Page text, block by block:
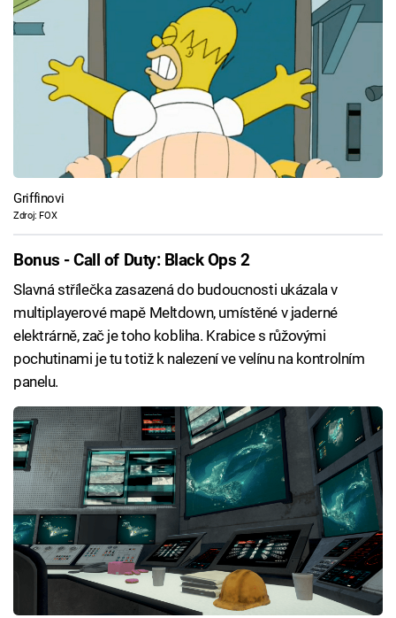
Griffinovi
Zdroj: FOX
Bonus - Call of Duty: Black Ops 2
Slavná střílečka zasazená do budoucnosti ukázala v
multiplayerové mapě Meltdown, umístěné v jaderné
elektrárně, zač je toho kobliha. Krabice s růžovými
pochutinami je tu totiž k nalezení ve velínu na kontrolním
panelu.